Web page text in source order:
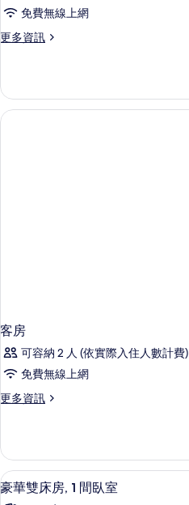
免費無線上網
更多資訊
更
的
詳
情
客房
可容納 2 人 (依實際入住人數計費)
免費無線上網
更多資訊
更
的
詳
情
顯
示
3
豪華雙床房, 1 間臥室